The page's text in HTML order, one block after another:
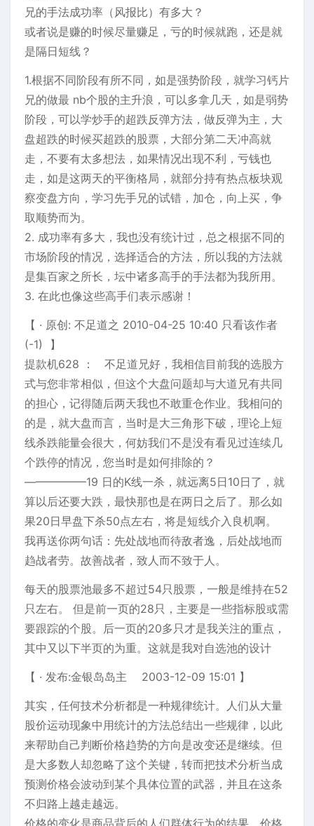
兄的手法成功率（风报比）有多大？
或者说是赚的时候尽量赚足，亏的时候就跑，还是就
是隔日短线？
1.根据不同阶段有所不同，如是强势阶段，就学习钙片
兄的做最 nb个股的主升浪，可以多拿几天，如是弱势
阶段，可以学炒手的超跌反弹方法，做反弹为主，大
盘超跌的时候买超跌的股票，大部分第二天冲高就
走，不要有太多想法，如果情况出现不利，亏钱也
走，如是这两天的平衡格局，就部分持有热点板块观
察变盘方向，学习先手兄的试错，加仓，向上买，争
取顺势而为。
2. 成功率有多大，我也没有统计过，总之根据不同的
市场阶段的情况，选择适合的方法，所以我的方法就
是集百家之所长，坛中诸多高手的手法都为我所用。
3. 在此也像这些高手们表示感谢！
【 · 原创: 不足道之 2010-04-25 10:40 只看该作者
(-1) 】
提款机628 ： 不足道兄好，我相信目前我的选股方
式与您非常相似，但这个大盘问题却与大道兄有共同
的担心，记得随后两天我也不敢重仓作业。我相问的
的是，就大盘而言，当时是大三角形下破，理论上短
线杀跌能量会很大，何妨我们不是没有看见过连续几
个跌停的情况，您当时是如何排除的？
—————–19 日的K线一杀，就远离5日10日了，就
算以后还要大跌，最快那也是在两日之后了。那么如
果20日早盘下杀50点左右，将是短线介入良机啊。
我再送你两句话：先处战地而待敌者逸，后处战地而
趋战者劳。故善战者，致人而不致于人。
每天的股票池最多不超过54只股票，一般是维持在52
只左右。 但是前一页的28只，主要是一些指标股或需
要跟踪的个股。后一页的20多只才是我关注的重点，
其中又以下半页的为重。这就是我对自选池的设计
【 · 发布:金银岛岛主 2003-12-09 15:01 】
其实，任何技术分析都是一种规律统计。人们从大量
股价运动现象中用统计的方法总结出一些规律，以此
来帮助自己判断价格趋势的方向是改变还是继续。但
是大多数人却忽略了这个关键，转而把技术分析当成
预测价格会波动到某个具体位置的武器，并且在这条
不归路上越走越远。
价格的变化是商品背后的人们群体行为的结果，价格